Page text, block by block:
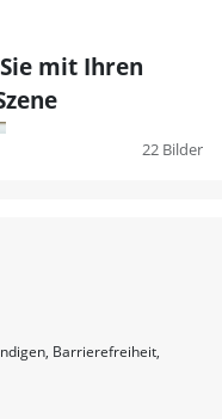
mit Ihren
22 Bilder
Barrierefreiheit